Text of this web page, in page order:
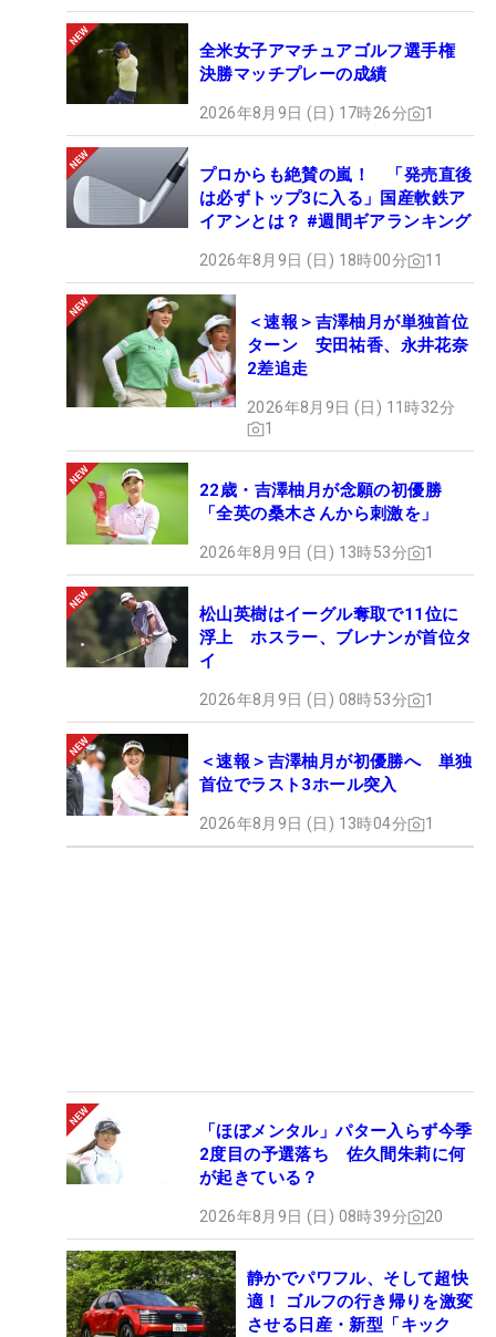
全米女子アマチュアゴルフ選手権
決勝マッチプレーの成績
2026年8月9日 (日) 17時26分 1
プロからも絶賛の嵐！ 「発売直後
は必ずトップ3に入る」国産軟鉄ア
イアンとは？ #週間ギアランキング
2026年8月9日 (日) 18時00分 11
＜速報＞吉澤柚月が単独首位
ターン 安田祐香、永井花奈
2差追走
2026年8月9日 (日) 11時32分
1
22歳・吉澤柚月が念願の初優勝
「全英の桑木さんから刺激を」
2026年8月9日 (日) 13時53分 1
松山英樹はイーグル奪取で11位に
浮上 ホスラー、ブレナンが首位タ
イ
2026年8月9日 (日) 08時53分 1
＜速報＞吉澤柚月が初優勝へ 単独
首位でラスト3ホール突入
2026年8月9日 (日) 13時04分 1
「ほぼメンタル」パター入らず今季
2度目の予選落ち 佐久間朱莉に何
が起きている？
2026年8月9日 (日) 08時39分 20
静かでパワフル、そして超快
適！ ゴルフの行き帰りを激変
させる日産・新型「キック